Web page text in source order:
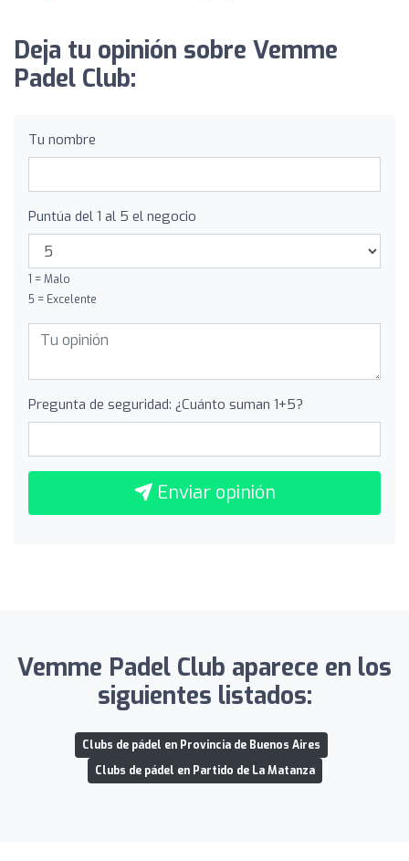
Deja tu opinión sobre Vemme
Padel Club:
Tu nombre
Puntúa del 1 al 5 el negocio
1 = Malo
5 = Excelente
Pregunta de seguridad: ¿Cuánto suman 1+5?
Enviar opinión
Vemme Padel Club aparece en los
siguientes listados:
Clubs de pádel en Provincia de Buenos Aires
Clubs de pádel en Partido de La Matanza